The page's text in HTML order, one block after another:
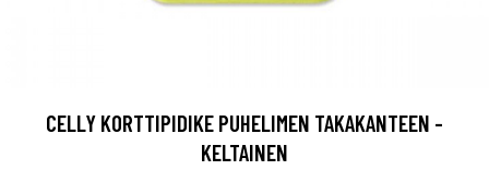
CELLY KORTTIPIDIKE PUHELIMEN TAKAKANTEEN -
KELTAINEN